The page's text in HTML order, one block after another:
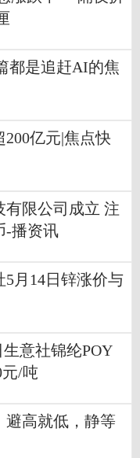
都是追赶AI的焦
亿元|焦点快
有限公司成立 注
-播资讯
5月14日锌涨价与
意社锦纶POY
元/吨
避高就低，静等